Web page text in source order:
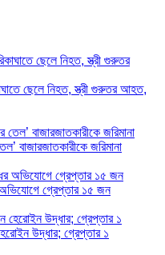
ছেলে নিহত, স্ত্রী গুরুতর আহত,
বাজারজাতকারীকে জরিমানা
অভিযোগে গ্রেপ্তার ১৫ জন
উদ্ধার; গ্রেপ্তার ১